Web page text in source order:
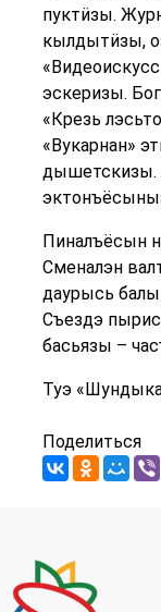
пуктӥзы.
кылдытӥзы,
эскеризы.
«Крезь
«Вукарнан»
дышетскизы.
Пиналъёсын
Сменалэн
даурысь
Съездэ
басьязы –
Туэ
Поделиться